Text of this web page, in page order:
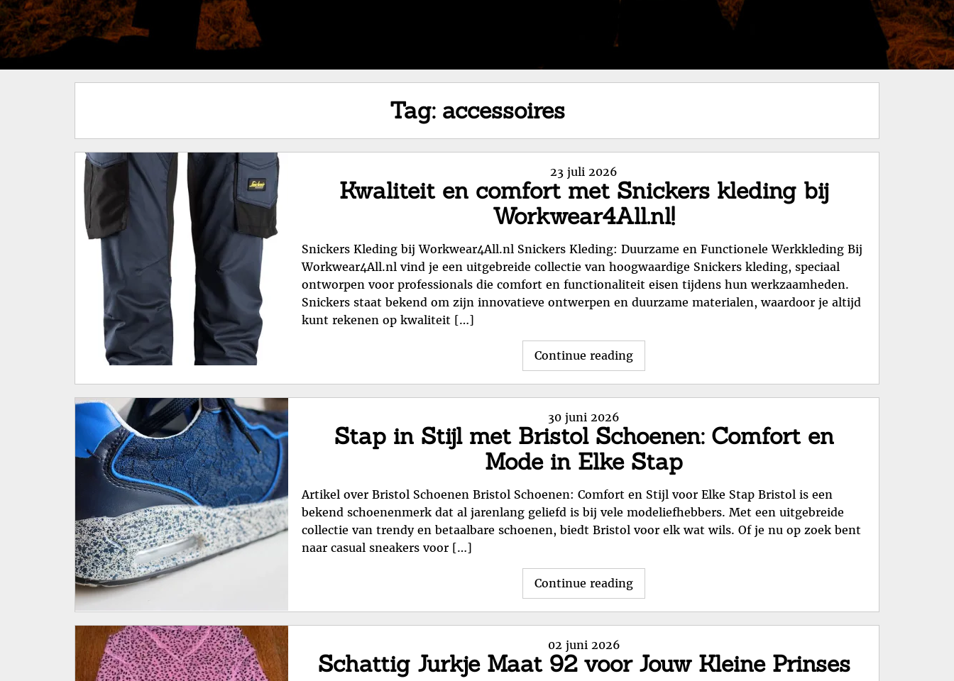
Tag: accessoires
Posted
on
23 juli 2026
Kwaliteit en comfort met Snickers kleding bij
Workwear4All.nl!
Snickers Kleding bij Workwear4All.nl Snickers Kleding: Duurzame en Functionele Werkkleding Bij
Workwear4All.nl vind je een uitgebreide collectie van hoogwaardige Snickers kleding, speciaal
ontworpen voor professionals die comfort en functionaliteit eisen tijdens hun werkzaamheden.
Snickers staat bekend om zijn innovatieve ontwerpen en duurzame materialen, waardoor je altijd
kunt rekenen op kwaliteit […]
Continue reading"Kwaliteit
en
kleding
bij
Workwear4All.nl!"
Posted
on
30 juni 2026
Stap in Stijl met Bristol Schoenen: Comfort en
Mode in Elke Stap
Artikel over Bristol Schoenen Bristol Schoenen: Comfort en Stijl voor Elke Stap Bristol is een
bekend schoenenmerk dat al jarenlang geliefd is bij vele modeliefhebbers. Met een uitgebreide
collectie van trendy en betaalbare schoenen, biedt Bristol voor elk wat wils. Of je nu op zoek bent
naar casual sneakers voor […]
Continue reading"Stap
in
Bristol
Schoenen:
Posted
on
02 juni 2026
Schattig Jurkje Maat 92 voor Jouw Kleine Prinses